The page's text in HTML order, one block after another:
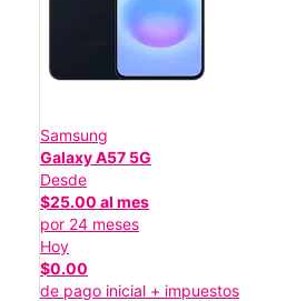
Samsung
Galaxy A57 5G
Desde
$25.00 al mes
por 24 meses
Hoy
$0.00
de pago inicial + impuestos